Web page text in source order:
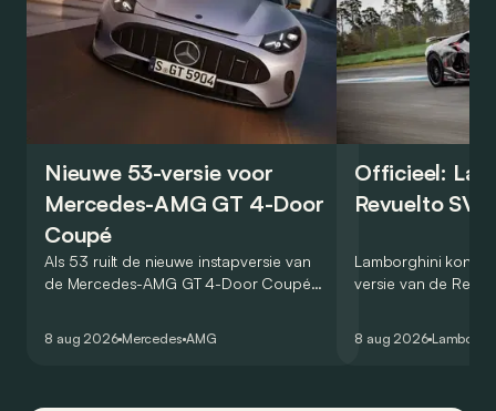
Nieuwe 53-versie voor
Mercedes-AMG GT 4-Door
Coupé
Als 53 ruilt de nieuwe instapversie van
de Mercedes-AMG GT 4-Door Coupé
8 aug 2026 Mercedes AMG
Officieel:
Revuelto SV
Lamborghini
versie van de
een record voor
8 aug 2026